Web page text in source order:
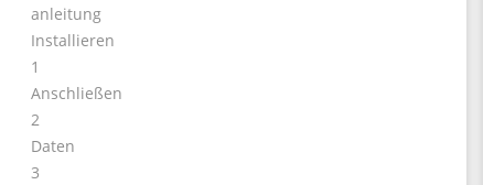
anleitung
Installieren
1
Anschließen
2
Daten
3